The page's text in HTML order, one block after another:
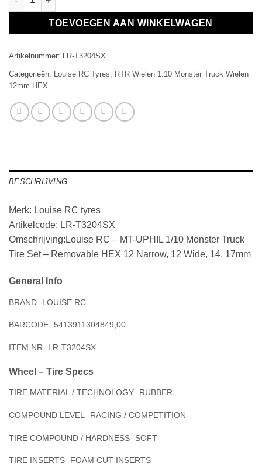
TOEVOEGEN AAN WINKELWAGEN
Artikelnummer: LR-T3204SX
Categorieën: Louise RC Tyres, RTR Wielen 1:10 Monster Truck Wielen
12mm HEX
BESCHRIJVING
Merk: Louise RC tyres
Artikelcode: LR-T3204SX
Omschrijving:Louise RC – MT-UPHIL 1/10 Monster Truck
Tire Set – Removable HEX 12 Narrow, 12 Wide, 14, 17mm
General Info
BRAND LOUISE RC
BARCODE 5413911304849,00
ITEM NR LR-T3204SX
Wheel – Tire Specs
TIRE MATERIAL / TECHNOLOGY RUBBER
COMPOUND LEVEL RACING / COMPETITION
TIRE COMPOUND / HARDNESS SOFT
TIRE INSERTS FOAM CUT INSERTS